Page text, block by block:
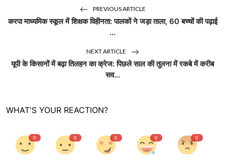
PREVIOUS ARTICLE
करपा माध्यमिक स्कूल में शिक्षक विहीनता: पालकों ने जड़ा ताला, 60 बच्चों की पढ़ाई
...
NEXT ARTICLE
यूपी के किसानों में बढ़ा तिलहन का क्रेज: पिछले साल की तुलना में रकबे में करीब
सव...
WHAT'S YOUR REACTION?
0 0 0 0 0